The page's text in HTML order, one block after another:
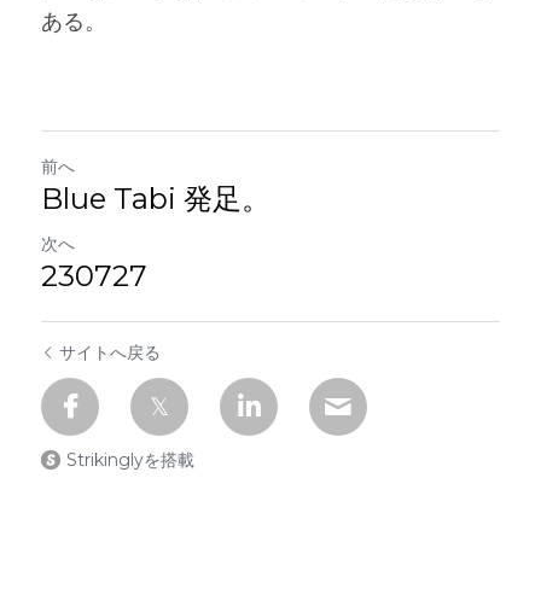
ある。
前へ
Blue Tabi 発足。
次へ
230727
サイトへ戻る
Strikinglyを搭載